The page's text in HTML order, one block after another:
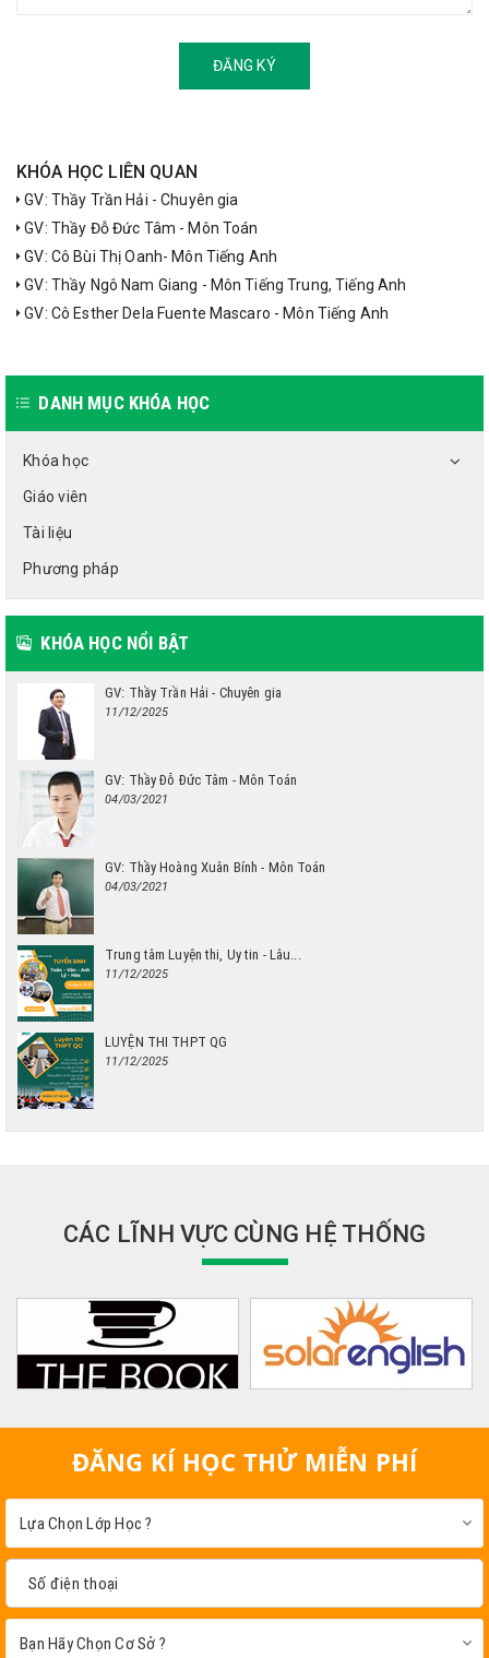
ĐĂNG KÝ
KHÓA HỌC LIÊN QUAN
GV: Thầy Trần Hải - Chuyên gia
GV: Thầy Đỗ Đức Tâm - Môn Toán
GV: Cô Bùi Thị Oanh- Môn Tiếng Anh
GV: Thầy Ngô Nam Giang - Môn Tiếng Trung, Tiếng Anh
GV: Cô Esther Dela Fuente Mascaro - Môn Tiếng Anh
DANH MỤC KHÓA HỌC
Khóa học
Giáo viên
Tài liệu
Phương pháp
KHÓA HỌC NỔI BẬT
GV: Thầy Trần Hải - Chuyên gia
11/12/2025
GV: Thầy Đỗ Đức Tâm - Môn Toán
04/03/2021
GV: Thầy Hoàng Xuân Bính - Môn Toán
04/03/2021
Trung tâm Luyện thi, Uy tin - Lâu...
11/12/2025
LUYỆN THI THPT QG
11/12/2025
CÁC LĨNH VỰC CÙNG HỆ THỐNG
ĐĂNG KÍ HỌC THỬ MIỄN PHÍ